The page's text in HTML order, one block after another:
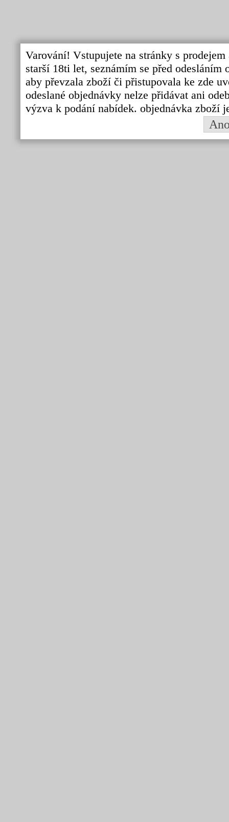
Varování! Vstupujete na stránky s
starší 18ti let, seznámím se před
aby převzala zboží či přistupovala ke zde
odeslané objednávky nelze přidávat ani
výzva k podání nabídek. objednávka zboží